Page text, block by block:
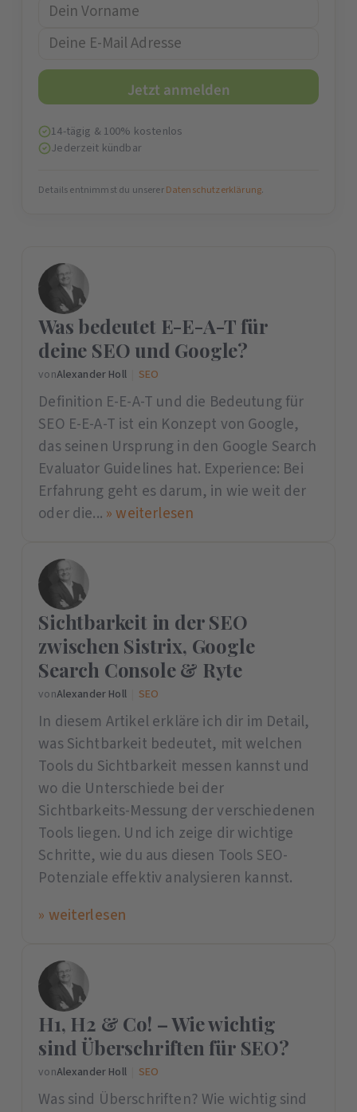
14-tägig & 100% kostenlos
Jederzeit kündbar
Details entnimmst du unsererDatenschutzerklärung.
Was bedeutet E-E-A-T für
deine SEO und Google?
vonAlexander Holl SEO
Definition E-E-A-T und die Bedeutung für
SEO E-E-A-T ist ein Konzept von Google,
das seinen Ursprung in den Google Search
Evaluator Guidelines hat. Experience: Bei
Erfahrung geht es darum, in wie weit der
oder die... » weiterlesen
Sichtbarkeit in der SEO
zwischen Sistrix, Google
Search Console & Ryte
vonAlexander Holl SEO
In diesem Artikel erkläre ich dir im Detail,
was Sichtbarkeit bedeutet, mit welchen
Tools du Sichtbarkeit messen kannst und
wo die Unterschiede bei der
Sichtbarkeits-Messung der verschiedenen
Tools liegen. Und ich zeige dir wichtige
Schritte, wie du aus diesen Tools SEO-
Potenziale effektiv analysieren kannst.
» weiterlesen
H1, H2 & Co! – Wie wichtig
sind Überschriften für SEO?
vonAlexander Holl SEO
Was sind Überschriften? Wie wichtig sind